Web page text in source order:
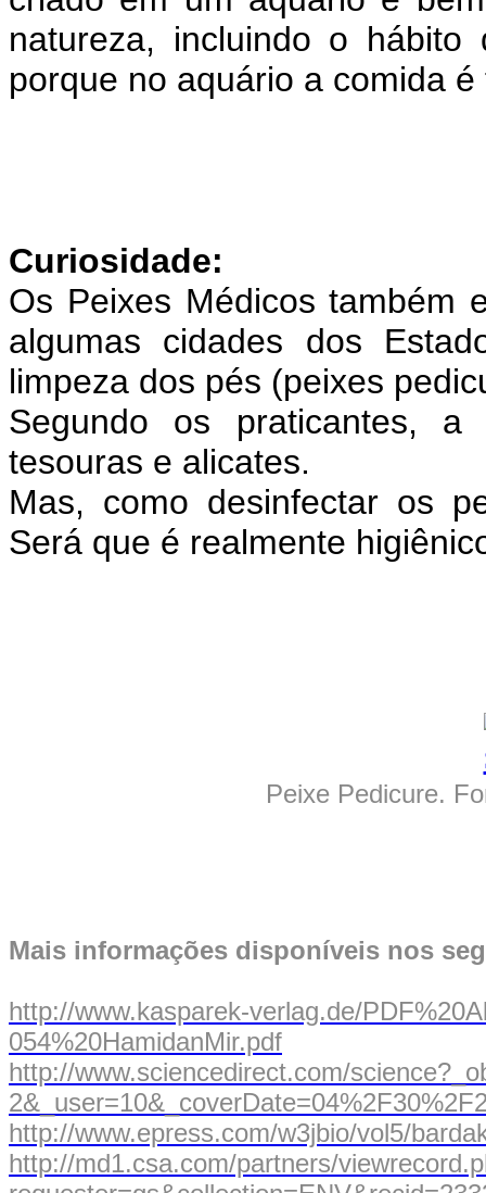
natureza, incluindo o hábito
porque no aquário a comida
Curiosidade:
Os Peixes Médicos também
algumas cidades dos
limpeza dos pés (peixes
Segundo os praticantes,
tesouras e alicates.
Mas, como desinfectar os
Será que é realmente
Peixe Pedicure.
Mais informações disponíveis nos
http://www.kasparek-verlag.de/
054%20HamidanMir.pdf
http://www.sciencedirect.com/
http://www.epress.com/w3jbio/vol5/
http://md1.csa.com/partners/